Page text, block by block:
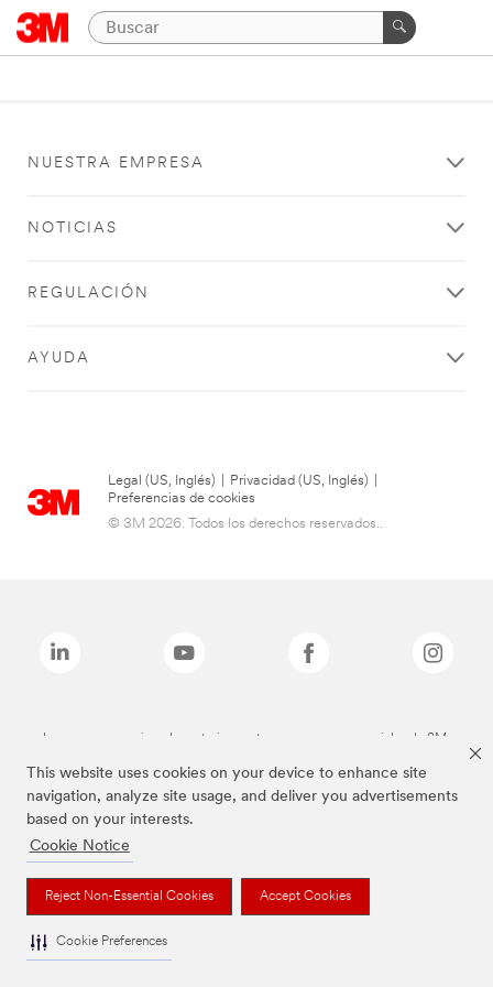
This website uses cookies on your device to enhance site
navigation, analyze site usage, and deliver you advertisements
based on your interests.
Cookie Notice
Reject Non-Essential Cookies Accept Cookies
Cookie Preferences
NUESTRA EMPRESA
NOTICIAS
REGULACIÓN
AYUDA
Legal (US, Inglés) Privacidad (US, Inglés)
Preferencias de cookies
© 3M 2026. Todos los derechos reservados..
Las marcas mencionadas anteriormente son marcas comerciales de 3M.